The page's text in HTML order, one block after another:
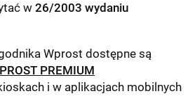
w 26/2003 wydaniu
Wprost dostępne są
PREMIUM
i w aplikacjach mobilnych